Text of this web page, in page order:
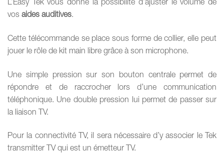
L’Easy Tek vous donne la possibilité d’ajuster le volume de
vos aides auditives.
Cette télécommande se place sous forme de collier, elle peut
jouer le rôle de kit main libre grâce à son microphone.
Une simple pression sur son bouton centrale permet de
répondre et de raccrocher lors d’une communication
téléphonique. Une double pression lui permet de passer sur
la liaison TV.
Pour la connectivité TV, il sera nécessaire d’y associer le Tek
transmitter TV qui est un émetteur TV.